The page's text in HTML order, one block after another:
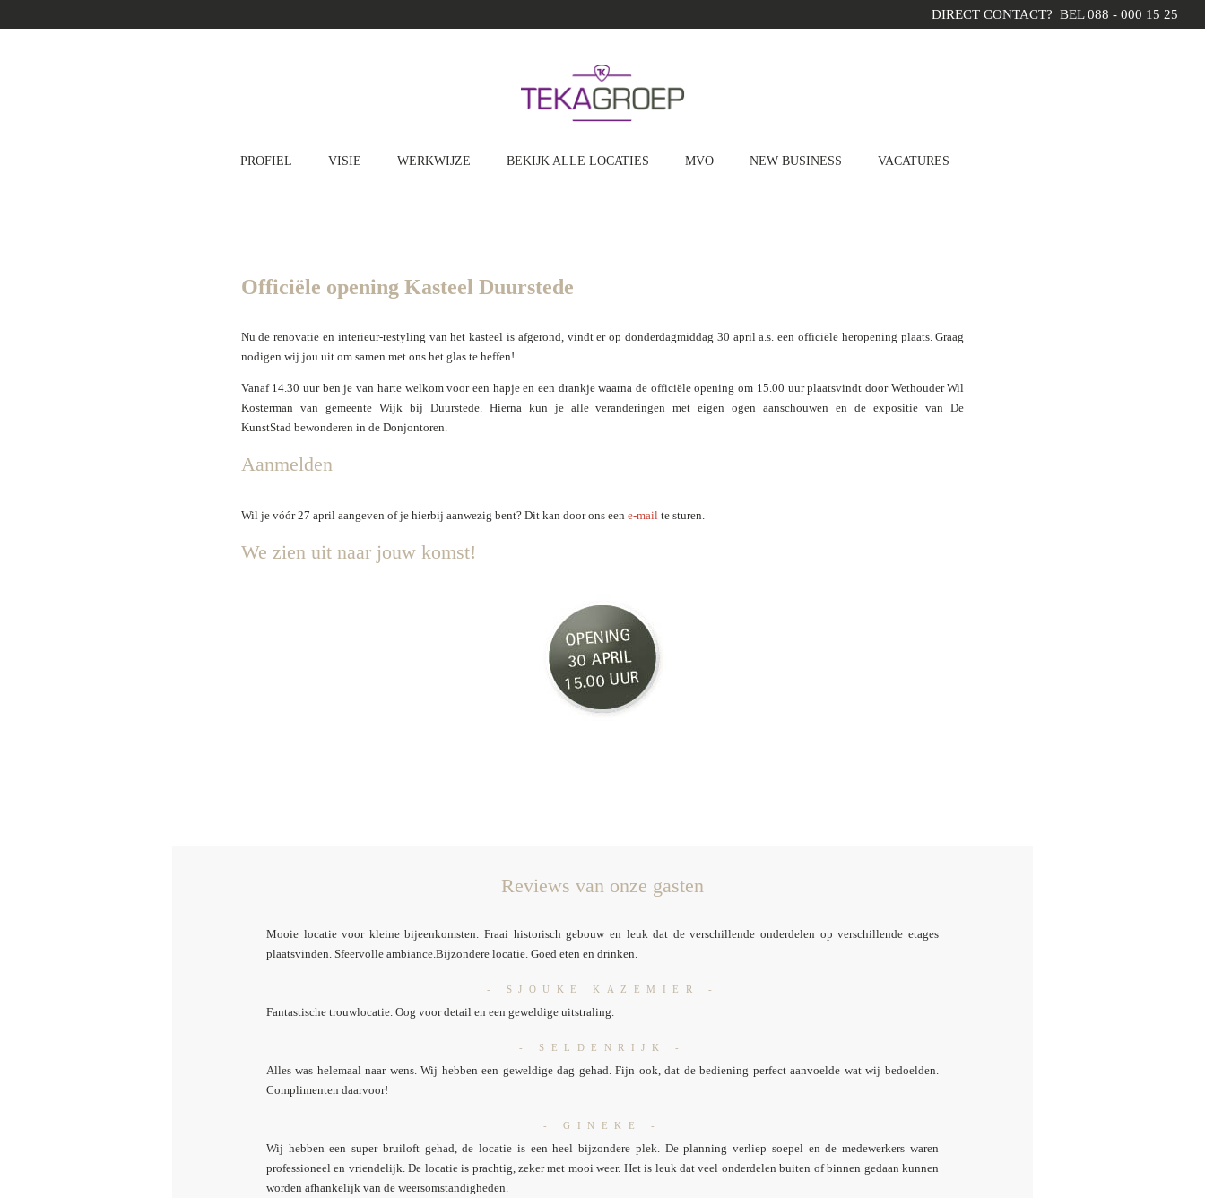
DIRECT CONTACT? BEL 088 - 000 15 25
PROFIEL VISIE WERKWIJZE BEKIJK ALLE LOCATIES MVO NEW BUSINESS VACATURES
Officiële opening Kasteel Duurstede
Nu de renovatie en interieur-restyling van het kasteel is afgerond, vindt er op donderdagmiddag 30 april a.s. een officiële heropening plaats.Graag
nodigen wij jou uit om samen met ons het glas te heffen!
Vanaf 14.30 uur ben je van harte welkom voor een hapje en een drankje waarna de officiële openingom 15.00 uur plaatsvindt door Wethouder Wil
Kosterman van gemeente Wijk bij Duurstede. Hierna kun je alle veranderingen met eigen ogen aanschouwen en de expositie van De
KunstStad bewonderen in de Donjontoren.
Aanmelden
Wil je vóór 27 april aangeven of je hierbij aanwezig bent? Dit kan door ons een e-mail te sturen.
We zien uit naar jouw komst!
Reviews van onze gasten
Mooie locatie voor kleine bijeenkomsten. Fraai historisch gebouw en leuk dat de verschillende onderdelen op verschillende etages
plaatsvinden. Sfeervolle ambiance.Bijzondere locatie. Goed eten en drinken.
- SJOUKE KAZEMIER -
Fantastische trouwlocatie. Oog voor detail en een geweldige uitstraling.
- SELDENRIJK -
Alles was helemaal naar wens. Wij hebben een geweldige dag gehad. Fijn ook, dat de bediening perfect aanvoelde wat wij bedoelden.
Complimenten daarvoor!
- GINEKE -
Wij hebben een super bruiloft gehad, de locatie is een heel bijzondere plek. De planning verliep soepel en de medewerkers waren
professioneel en vriendelijk. De locatie is prachtig, zeker met mooi weer. Het is leuk dat veel onderdelen buiten of binnen gedaan kunnen
worden afhankelijk van de weersomstandigheden.